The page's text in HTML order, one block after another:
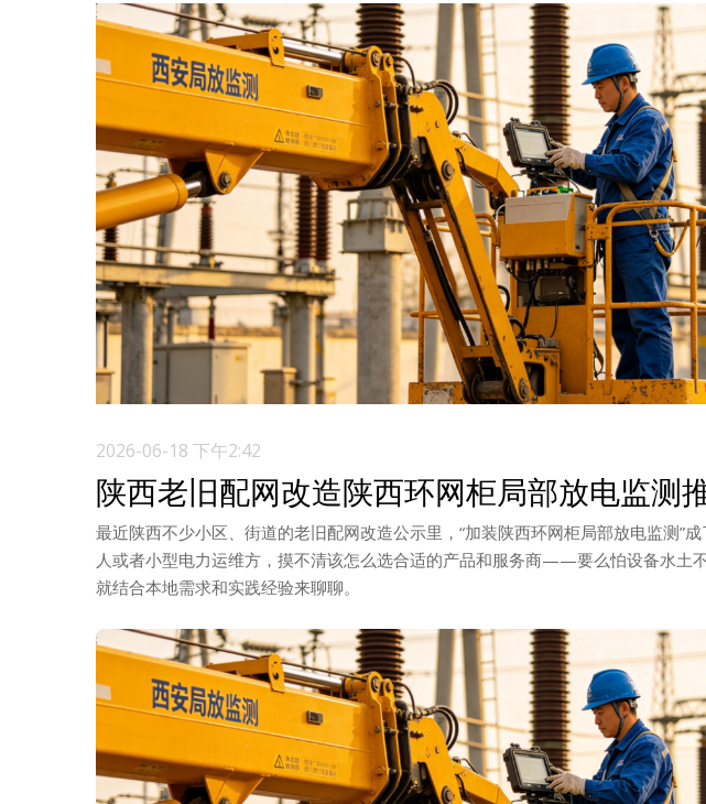
2026-06-18 下午2:42
陕西老旧配网改造陕西环网柜局部放电监测
最近陕西不少小区、街道的老旧配网改造公示里，“加装陕西环网柜局部放电监测”
人或者小型电力运维方，摸不清该怎么选合适的产品和服务商——要么怕设备水土
就结合本地需求和实践经验来聊聊。